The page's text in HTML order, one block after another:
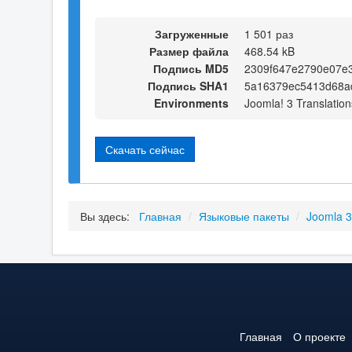
Загруженные
1 501 раз
Размер файла
468.54 kB
Подпись MD5
Подпись SHA1
Environments
Joomla! 3
Скачать сейчас
Вы здесь: Главная / Языковые пакеты / Joomla
Главная О проекте